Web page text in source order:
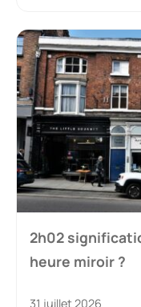
2h02
heure miroir ?
31 juillet 2026